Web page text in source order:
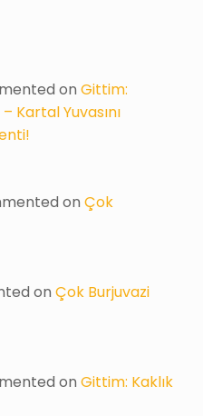
on Gittim:
Kartal Yuvasını
on Çok
on Çok Burjuvazi
on Gittim: Kaklık